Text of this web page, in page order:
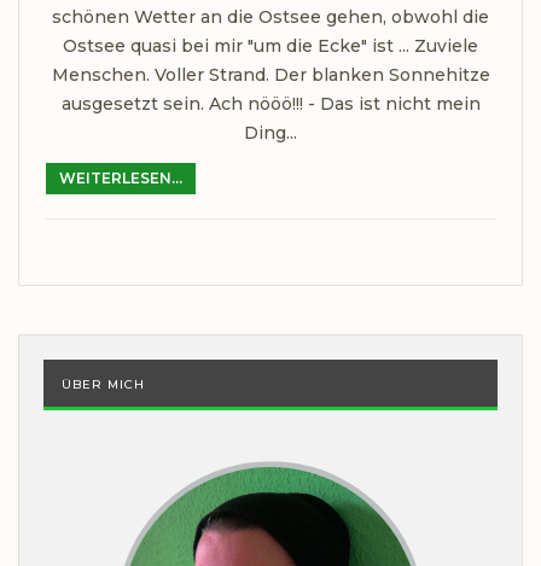
schönen Wetter an die Ostsee gehen, obwohl die
Ostsee quasi bei mir "um die Ecke" ist ... Zuviele
Menschen. Voller Strand. Der blanken Sonnehitze
ausgesetzt sein. Ach nööö!!! - Das ist nicht mein
Ding...
WEITERLESEN...
ÜBER MICH